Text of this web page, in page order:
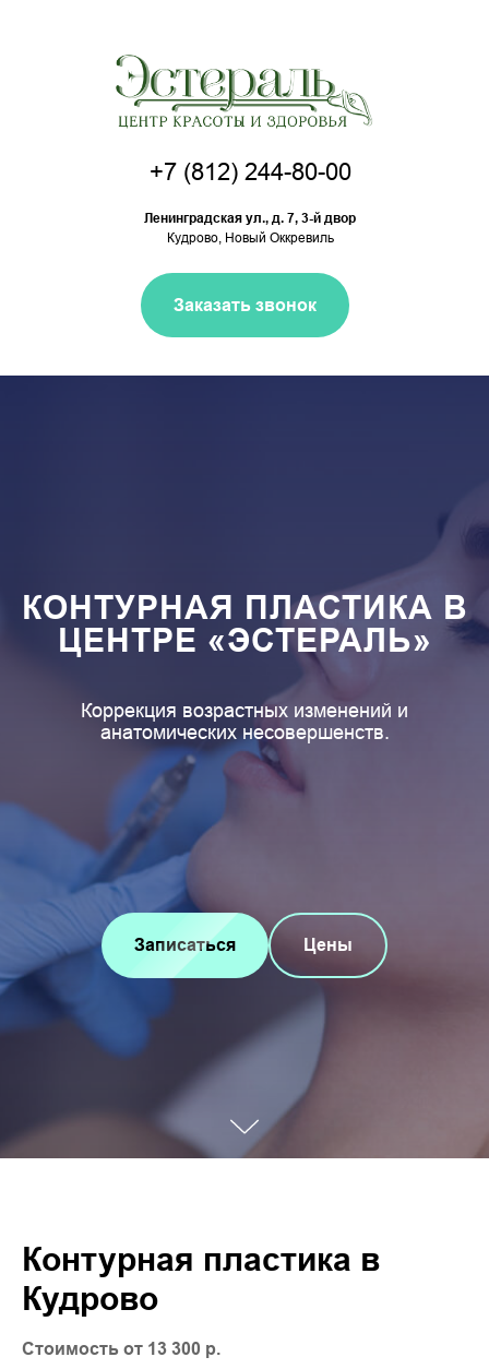
+7 (812) 244-80-00
Ленинградская ул., д. 7, 3-й двор
Кудрово, Новый Оккревиль
Заказать звонок
КОНТУРНАЯ ПЛАСТИКА В
ЦЕНТРЕ «ЭСТЕРАЛЬ»
Коррекция возрастных изменений и
анатомических несовершенств.
Записаться Цены
Контурная пластика в
Кудрово
Стоимость от 13 300 р.